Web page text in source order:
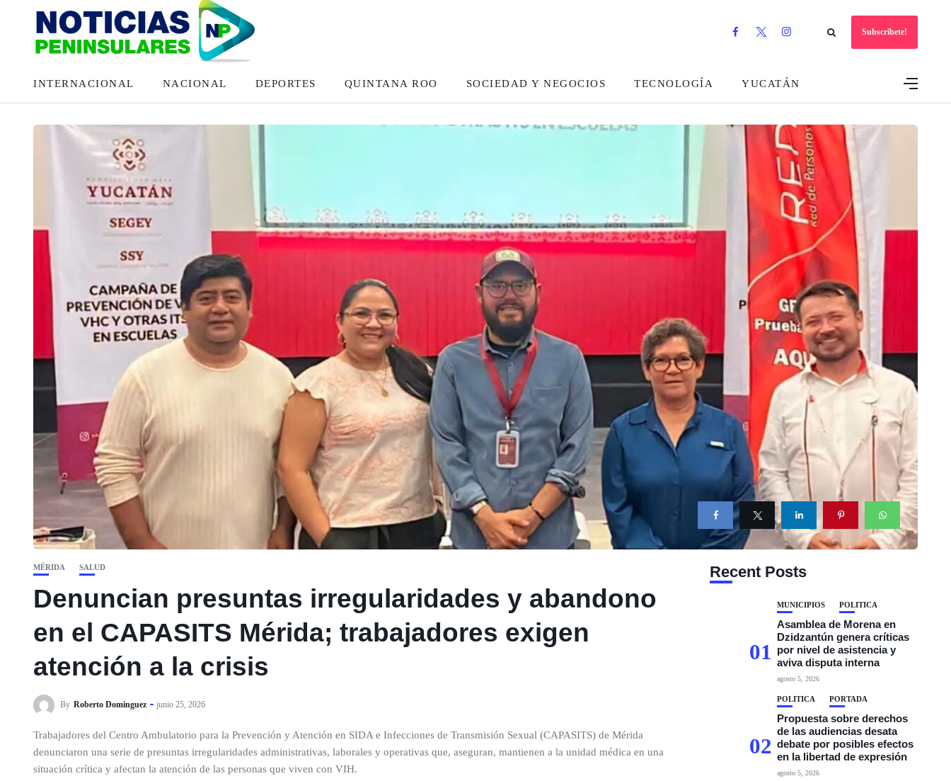
Subscribete!
INTERNACIONAL NACIONAL DEPORTES QUINTANA ROO SOCIEDAD Y NEGOCIOS TECNOLOGÍA YUCATÁN
MÉRIDA SALUD
Denuncian presuntas irregularidades y abandono
en el CAPASITS Mérida; trabajadores exigen
atención a la crisis
By Roberto Dominguez junio 25, 2026
Trabajadores del Centro Ambulatorio para la Prevención y Atención en SIDA e Infecciones de Transmisión Sexual (CAPASITS) de Mérida
denunciaron una serie de presuntas irregularidades administrativas, laborales y operativas que, aseguran, mantienen a la unidad médica en una
situación crítica y afectan la atención de las personas que viven con VIH.
Recent Posts
01
MUNICIPIOS POLÍTICA
Asamblea de Morena en
Dzidzantún genera críticas
por nivel de asistencia y
aviva disputa interna
agosto 5, 2026
02
POLÍTICA PORTADA
Propuesta sobre derechos
de las audiencias desata
debate por posibles efectos
en la libertad de expresión
agosto 5, 2026